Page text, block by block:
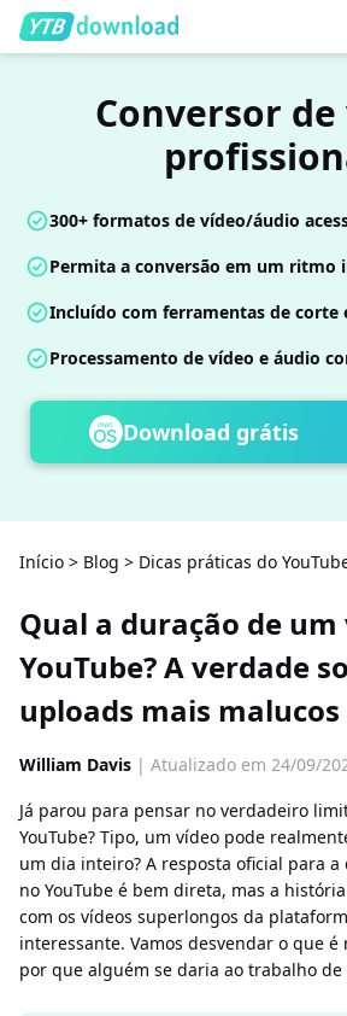
Conversor
300+ formatos de vídeo/áudio
Permita a conversão em um ritmo
Incluído com ferramentas de corte
Processamento de vídeo e áudio
Download grátis
Início > Blog > Dicas práticas do
Qual a duração de um
YouTube? A verdade
uploads mais malucos
William Davis | Atualizado em 24/09/
Já parou para pensar no verdadeiro
YouTube? Tipo, um vídeo pode
um dia inteiro? A resposta oficial para
no YouTube é bem direta, mas a
com os vídeos superlongos da
interessante. Vamos desvendar o que
por que alguém se daria ao trabalho de